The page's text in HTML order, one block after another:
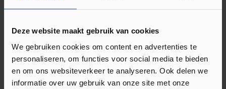
Deze website maakt gebruik van cookies
We gebruiken cookies om content en advertenties te
personaliseren, om functies voor social media te bieden
en om ons websiteverkeer te analyseren. Ook delen we
informatie over uw gebruik van onze site met onze
Profielen
Dilatatieprofielen
Soort profiel
Klik PVC, Laminaat, Plak PVC